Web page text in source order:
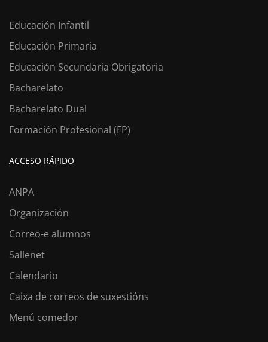
Educación Infantil
Educación Primaria
Educación Secundaria Obrigatoria
Bacharelato
Bacharelato Dual
Formación Profesional (FP)
ACCESO RÁPIDO
ANPA
Organización
Correo-e alumnos
Sallenet
Calendario
Caixa de correos de suxestións
Menú comedor